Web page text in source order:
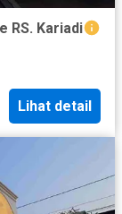
RS. Kariadi
Lihat detail